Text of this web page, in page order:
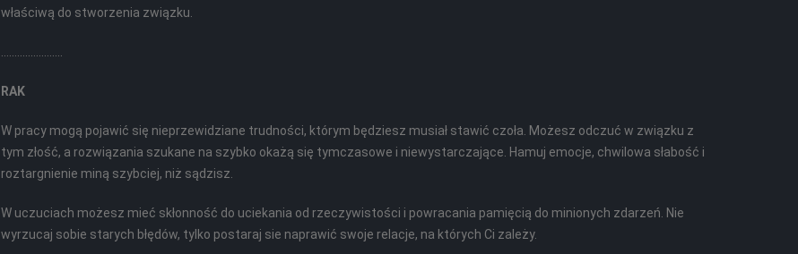
właściwą do stworzenia związku.
.......................
RAK
W pracy mogą pojawić się nieprzewidziane trudności, którym będziesz musiał stawić czoła. Możesz odczuć w związku z
tym złość, a rozwiązania szukane na szybko okażą się tymczasowe i niewystarczające. Hamuj emocje, chwilowa słabość i
roztargnienie miną szybciej, niż sądzisz.
W uczuciach możesz mieć skłonność do uciekania od rzeczywistości i powracania pamięcią do minionych zdarzeń. Nie
wyrzucaj sobie starych błędów, tylko postaraj sie naprawić swoje relacje, na których Ci zależy.